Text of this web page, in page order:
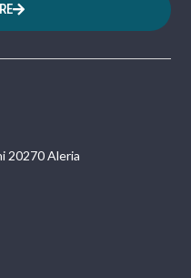
20270 Aleria